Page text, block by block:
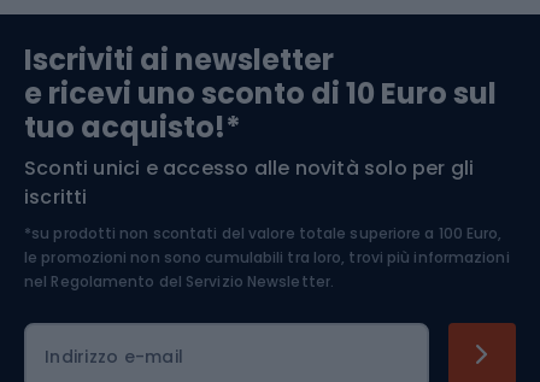
Abbigliamento da escursionismo
Componenti per biciclette
Arrampicata
Medicina dello sport
Abbigliamento ciclistico
Iscriviti ai newsletter
e ricevi uno sconto di 10 Euro sul
tuo acquisto!*
Sconti unici e accesso alle novità solo per gli
iscritti
*su prodotti non scontati del valore totale superiore a 100 Euro,
le promozioni non sono cumulabili tra loro, trovi più informazioni
nel Regolamento del Servizio Newsletter.
Indirizzo e-mail